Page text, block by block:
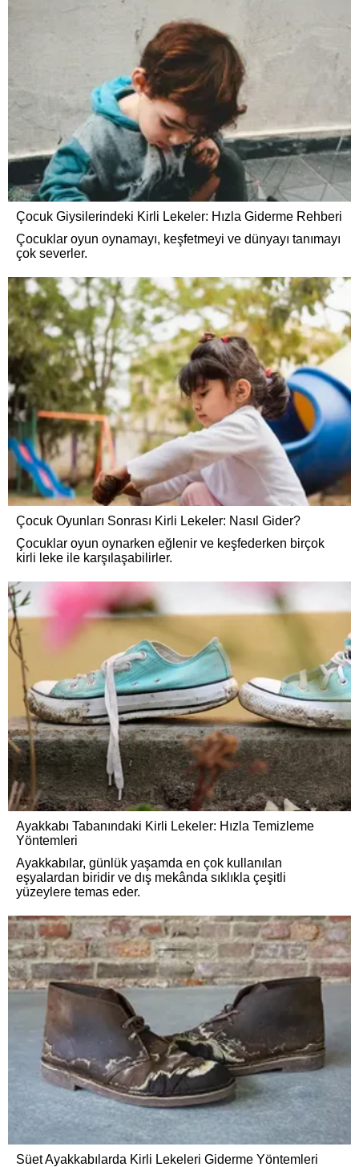
Çocuk Giysilerindeki Kirli Lekeler: Hızla Giderme Rehberi
Çocuklar oyun oynamayı, keşfetmeyi ve dünyayı tanımayı
çok severler.
Çocuk Oyunları Sonrası Kirli Lekeler: Nasıl Gider?
Çocuklar oyun oynarken eğlenir ve keşfederken birçok
kirli leke ile karşılaşabilirler.
Ayakkabı Tabanındaki Kirli Lekeler: Hızla Temizleme
Yöntemleri
Ayakkabılar, günlük yaşamda en çok kullanılan
eşyalardan biridir ve dış mekânda sıklıkla çeşitli
yüzeylere temas eder.
Süet Ayakkabılarda Kirli Lekeleri Giderme Yöntemleri